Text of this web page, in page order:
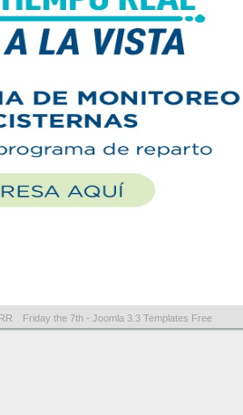
Friday the 7th - Joomla 3.3 Templates Free